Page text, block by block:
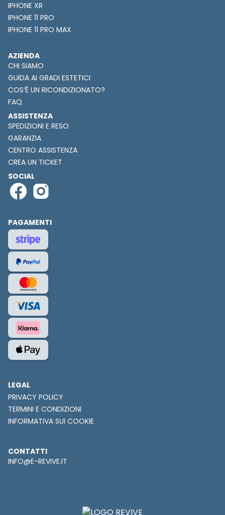
IPHONE XR
IPHONE 11 PRO
IPHONE 11 PRO MAX
AZIENDA
CHI SIAMO
GUIDA AI GRADI ESTETICI
COS’È UN RICONDIZIONATO?
FAQ
ASSISTENZA
SPEDIZIONI E RESO
GARANZIA
CENTRO ASSISTENZA
CREA UN TICKET
SOCIAL
PAGAMENTI
LEGAL
PRIVACY POLICY
TERMINI E CONDIZIONI
INFORMATIVA SUI COOKIE
CONTATTI
INFO@E-REVIVE.IT